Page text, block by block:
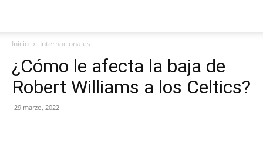
Inicio Internacionales
¿Cómo le afecta la baja de
Robert Williams a los Celtics?
29 marzo, 2022